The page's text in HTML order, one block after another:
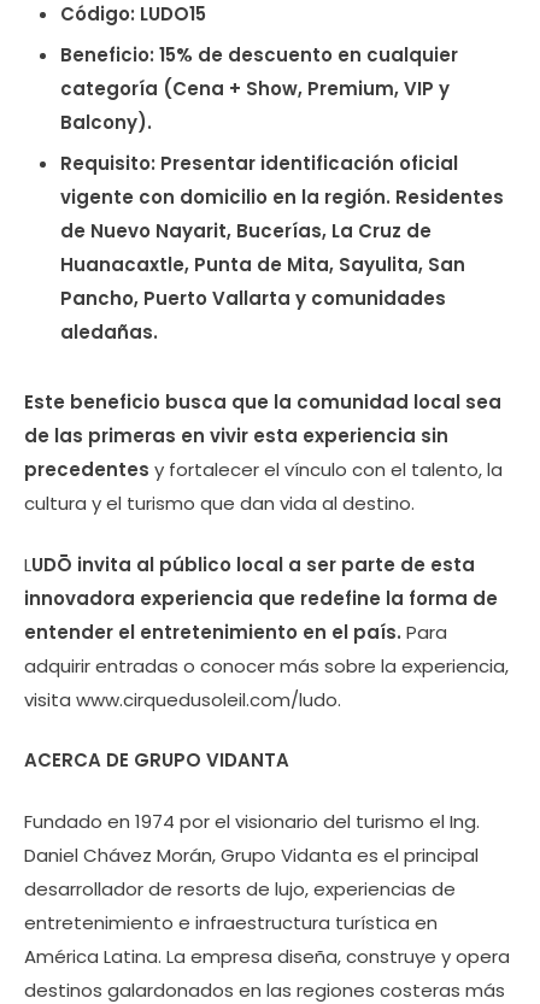
Código: LUDO15
Beneficio: 15% de descuento en cualquier
categoría (Cena + Show, Premium, VIP y
Balcony).
Requisito: Presentar identificación oficial
vigente con domicilio en la región. Residentes
de Nuevo Nayarit, Bucerías, La Cruz de
Huanacaxtle, Punta de Mita, Sayulita, San
Pancho, Puerto Vallarta y comunidades
aledañas.
Este beneficio busca que la comunidad local sea
de las primeras en vivir esta experiencia sin
precedentes y fortalecer el vínculo con el talento, la
cultura y el turismo que dan vida al destino.
LUDŌ invita al público local a ser parte de esta
innovadora experiencia que redefine la forma de
entender el entretenimiento en el país. Para
adquirir entradas o conocer más sobre la experiencia,
visita www.cirquedusoleil.com/ludo.
ACERCA DE GRUPO VIDANTA
Fundado en 1974 por el visionario del turismo el Ing.
Daniel Chávez Morán, Grupo Vidanta es el principal
desarrollador de resorts de lujo, experiencias de
entretenimiento e infraestructura turística en
América Latina. La empresa diseña, construye y opera
destinos galardonados en las regiones costeras más